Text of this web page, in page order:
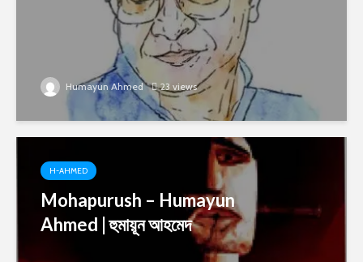
Humayun Ahmed 23 views
H-AHMED
Mohapurush – Humayun
Ahmed | হুমায়ূন আহমেদ